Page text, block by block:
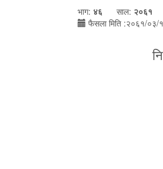
भाग: ४६ साल: २०६१
फैसला मिति :२०६१/०३/